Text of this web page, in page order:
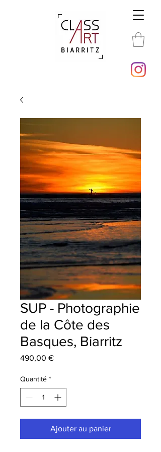
SUP - Photographie
de la Côte des
Basques, Biarritz
490,00 €Prix
Quantité *
Ajouter au panier